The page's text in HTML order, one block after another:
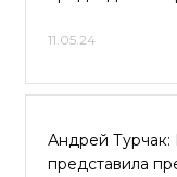
11.05.24
Андрей
представила